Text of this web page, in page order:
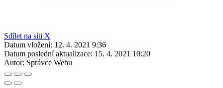
Sdílet na síti X
Datum vložení: 12. 4. 2021 9:36
Datum poslední aktualizace: 15. 4. 2021 10:20
Autor: Správce Webu